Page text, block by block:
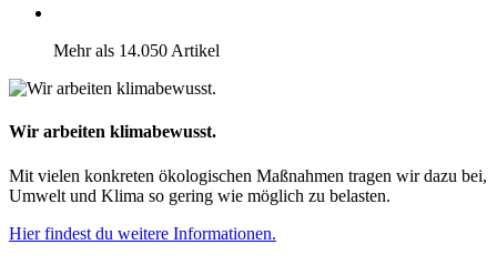
Mehr als 14.050 Artikel
Wir arbeiten klimabewusst.
Mit vielen konkreten ökologischen Maßnahmen tragen wir dazu bei,
Umwelt und Klima so gering wie möglich zu belasten.
Hier findest du weitere Informationen.